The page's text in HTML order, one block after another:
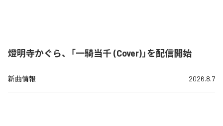
燈明寺かぐら、「一騎当千 (Cover)」を配信開始
新曲情報 2026.8.7